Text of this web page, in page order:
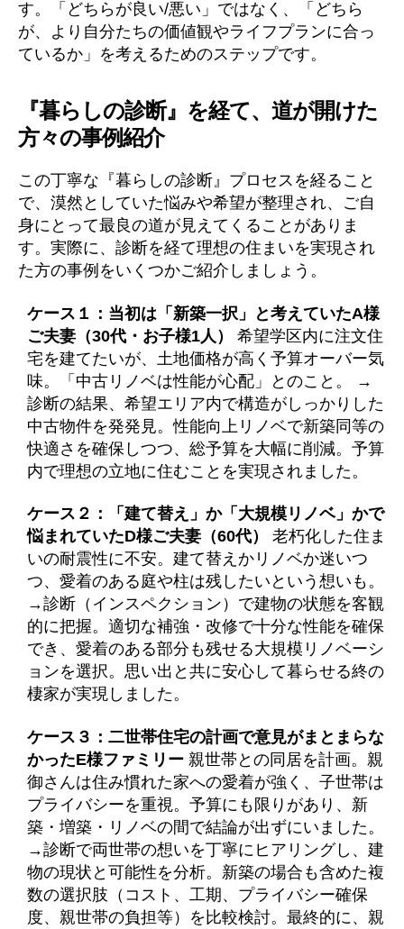
す。「どちらが良い/悪い」ではなく、「どちら
が、より自分たちの価値観やライフプランに合っ
ているか」を考えるためのステップです。
『暮らしの診断』を経て、道が開けた
方々の事例紹介
この丁寧な『暮らしの診断』プロセスを経ること
で、漠然としていた悩みや希望が整理され、ご自
身にとって最良の道が見えてくることがありま
す。実際に、診断を経て理想の住まいを実現され
た方の事例をいくつかご紹介しましょう。
ケース１：当初は「新築一択」と考えていたA様
ご夫妻（30代・お子様1人）
希望学区内に注文住
宅を建てたいが、土地価格が高く予算オーバー気
味。「中古リノベは性能が心配」とのこと。 →
診断の結果、希望エリア内で構造がしっかりした
中古物件を発発見。性能向上リノベで新築同等の
快適さを確保しつつ、総予算を大幅に削減。予算
内で理想の立地に住むことを実現されました。
ケース２：「建て替え」か「大規模リノベ」かで
悩まれていたD様ご夫妻（60代）
老朽化した住ま
いの耐震性に不安。建て替えかリノベか迷いつ
つ、愛着のある庭や柱は残したいという想いも。
→診断（インスペクション）で建物の状態を客観
的に把握。適切な補強・改修で十分な性能を確保
でき、愛着のある部分も残せる大規模リノベーシ
ョンを選択。思い出と共に安心して暮らせる終の
棲家が実現しました。
ケース３：二世帯住宅の計画で意見がまとまらな
かったE様ファミリー 親世帯との同居を計画。親
御さんは住み慣れた家への愛着が強く、子世帯は
プライバシーを重視。予算にも限りがあり、新
築・増築・リノベの間で結論が出ずにいました。
→診断で両世帯の想いを丁寧にヒアリングし、建
物の現状と可能性を分析。新築の場合も含めた複
数の選択肢（コスト、工期、プライバシー確保
度、親世帯の負担等）を比較検討。最終的に、親